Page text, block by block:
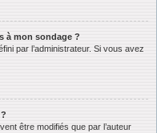
à mon sondage ?
par l’administrateur. Si vous avez
être modifiés que par l’auteur